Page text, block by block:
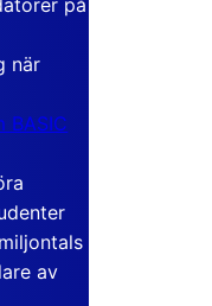
när
BASIC
av